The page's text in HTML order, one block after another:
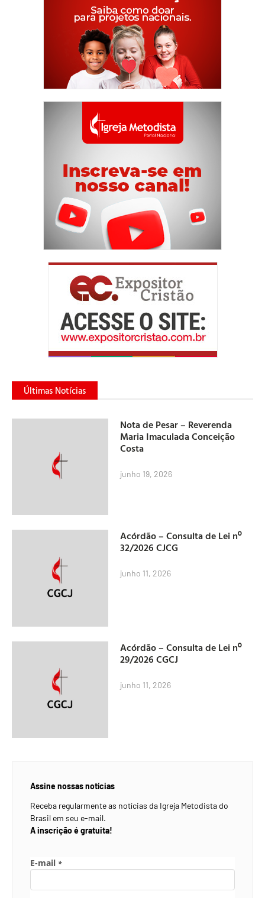
Últimas Notícias
Nota de Pesar – Reverenda
Maria Imaculada Conceição
Costa
junho 19, 2026
Acórdão – Consulta de Lei nº
32/2026 CJCG
junho 11, 2026
Acórdão – Consulta de Lei nº
29/2026 CGCJ
junho 11, 2026
Assine nossas notícias
Receba regularmente as notícias da Igreja Metodista do
Brasil em seu e-mail.
A inscrição é gratuita!